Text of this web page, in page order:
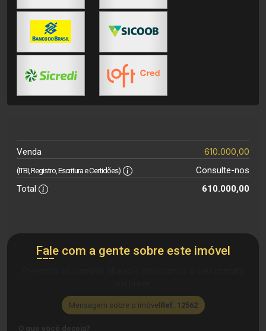
Venda 610.000,00
(ITBI, Registro, Escritura e Certidões)
Consulte-nos
Total
610.000,00
Fale com a gente sobre este imóvel
Mensagem sobre o imóvel Ref. 12562
O que você deseja?